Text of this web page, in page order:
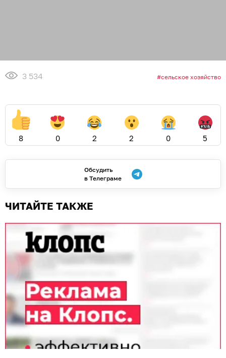
3 534 сельское хозяйство
8 0 2 2 0 5
Обсудить
в Телеграме
ЧИТАЙТЕ ТАКЖЕ